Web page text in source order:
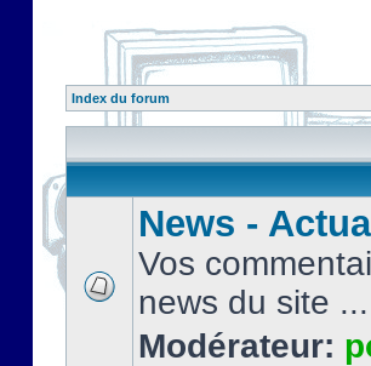
Index du forum
News -
Vos
news du site ...
Modérateur: